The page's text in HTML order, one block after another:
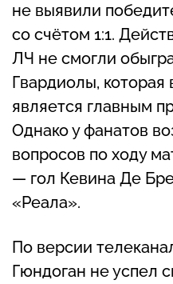
не выявили
со счётом 1:1.
ЛЧ не смогли
Гвардиолы, которая
является главным
Однако у фанатов
вопросов по ходу
— гол Кевина Де
«Реала».
По версии
Гюндоган не успел